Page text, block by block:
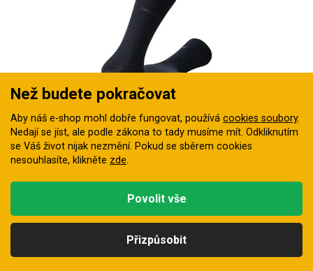
Ponožky Ardon WELLNESS bambusové
87 Kč
Než budete pokračovat
Aby náš e-shop mohl dobře fungovat, používá cookies soubory.
Nedají se jíst, ale podle zákona to tady musíme mít. Odkliknutím
se Váš život nijak nezmění. Pokud se sběrem cookies
nesouhlasíte, klikněte zde.
Přizpůsobit
Povolit vše